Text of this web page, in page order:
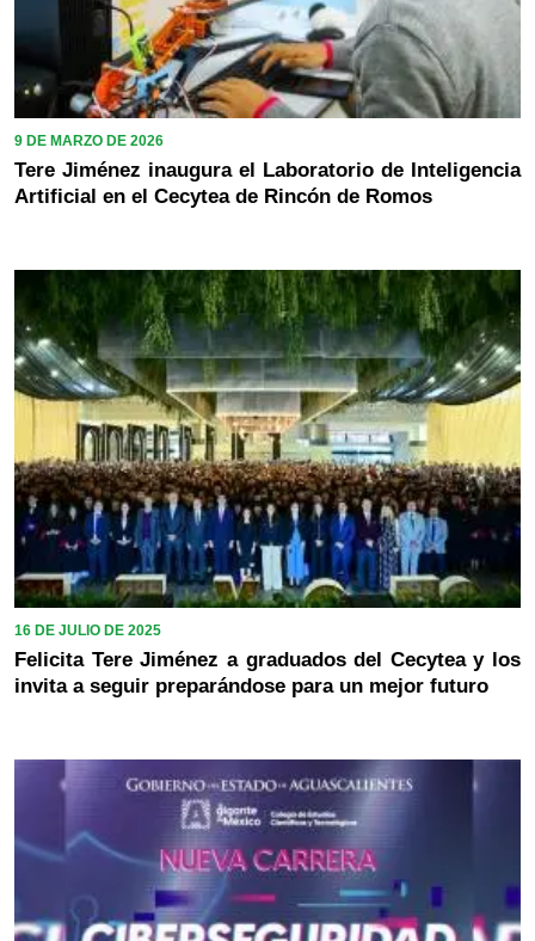
9 DE MARZO DE 2026
Tere Jiménez inaugura el Laboratorio de Inteligencia
Artificial en el Cecytea de Rincón de Romos
16 DE JULIO DE 2025
Felicita Tere Jiménez a graduados del Cecytea y los
invita a seguir preparándose para un mejor futuro